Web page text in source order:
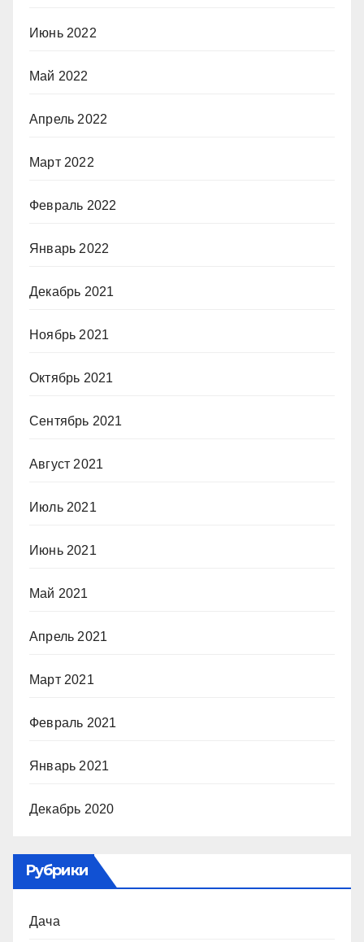
Июнь 2022
Май 2022
Апрель 2022
Март 2022
Февраль 2022
Январь 2022
Декабрь 2021
Ноябрь 2021
Октябрь 2021
Сентябрь 2021
Август 2021
Июль 2021
Июнь 2021
Май 2021
Апрель 2021
Март 2021
Февраль 2021
Январь 2021
Декабрь 2020
Рубрики
Дача